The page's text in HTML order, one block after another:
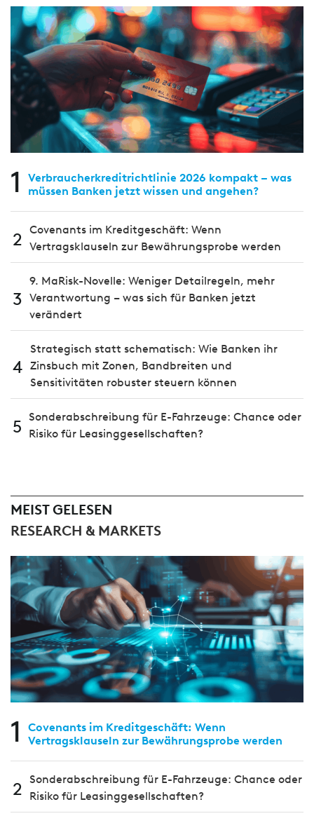
1
Verbraucherkreditrichtlinie 2026 kompakt – was
müssen Banken jetzt wissen und angehen?
2 Covenants im Kreditgeschäft: Wenn
Vertragsklauseln zur Bewährungsprobe werden
3
9. MaRisk-Novelle: Weniger Detailregeln, mehr
Verantwortung – was sich für Banken jetzt
verändert
4
Strategisch statt schematisch: Wie Banken ihr
Zinsbuch mit Zonen, Bandbreiten und
Sensitivitäten robuster steuern können
5 Sonderabschreibung für E-Fahrzeuge: Chance oder
Risiko für Leasinggesellschaften?
MEIST GELESEN
RESEARCH & MARKETS
1
Covenants im Kreditgeschäft: Wenn
Vertragsklauseln zur Bewährungsprobe werden
2 Sonderabschreibung für E-Fahrzeuge: Chance oder
Risiko für Leasinggesellschaften?